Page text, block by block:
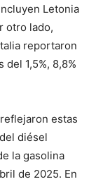
Letonia
otro lado,
reportaron
1,5%, 8,8%
estas
diésel
la gasolina
de 2025. En